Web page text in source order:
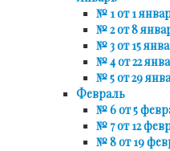
№ 1 от 1
№ 2 от 8
№ 3 от 15
№ 4 от 22
№ 5 от 29
Февраль
№ 6 от 5
№ 7 от 12
№ 8 от 19